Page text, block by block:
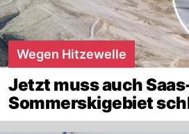
Wegen Hitzewelle
Jetzt muss auch
Sommerskigebiet